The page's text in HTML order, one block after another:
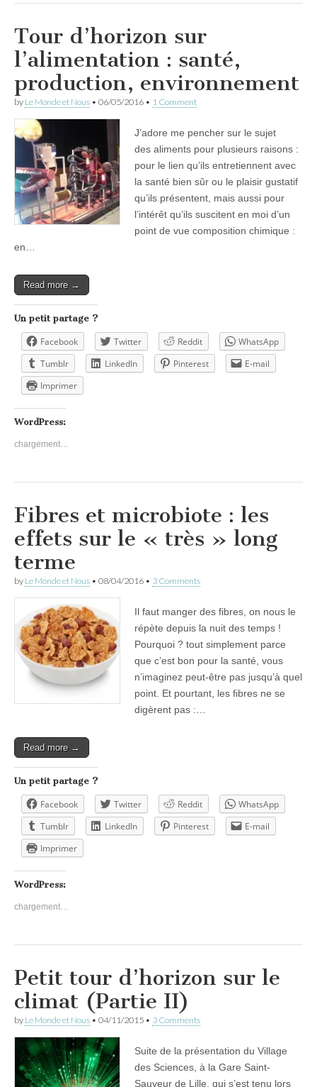
Tour d’horizon sur
l’alimentation : santé,
production, environnement
by Le Monde et Nous • 06/05/2016 • 1 Comment
J’adore me pencher sur le sujet
des aliments pour plusieurs raisons :
pour le lien qu’ils entretiennent avec
la santé bien sûr ou le plaisir gustatif
qu’ils présentent, mais aussi pour
l’intérêt qu’ils suscitent en moi d’un
point de vue composition chimique :
en…
Read more →
Un petit partage ?
Facebook Twitter Reddit
WhatsApp
Tumblr
LinkedIn Pinterest
E-mail
Imprimer
WordPress:
chargement…
Fibres et microbiote : les
effets sur le « très » long
terme
by Le Monde et Nous • 08/04/2016 • 3 Comments
Il faut manger des fibres, on nous le
répète depuis la nuit des temps !
Pourquoi ? tout simplement parce
que c’est bon pour la santé, vous
n’imaginez peut-être pas jusqu’à quel
point. Et pourtant, les fibres ne se
digèrent pas :…
Read more →
Un petit partage ?
Facebook Twitter Reddit
WhatsApp
Tumblr
LinkedIn Pinterest
E-mail
Imprimer
WordPress:
chargement…
Petit tour d’horizon sur le
climat (Partie II)
by Le Monde et Nous • 04/11/2015 • 3 Comments
Suite de la présentation du Village
des Sciences, à la Gare Saint-
Sauveur de Lille, qui s’est tenu lors